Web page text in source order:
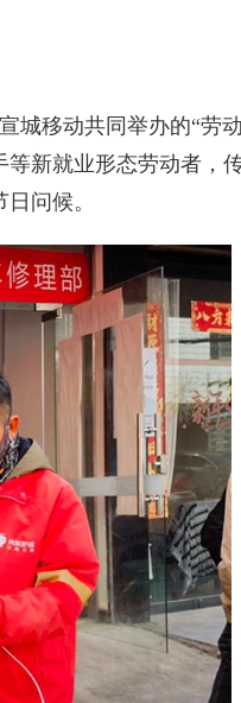
移动共同举办的“劳
新就业形态劳动者，
问候。